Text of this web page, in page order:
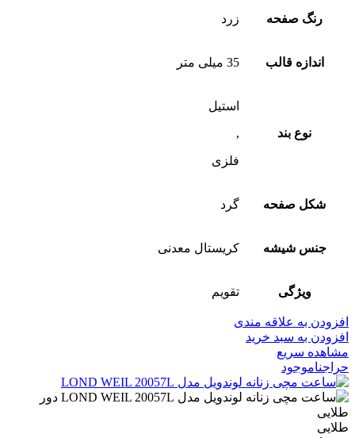
رنگ صفحه زرد
اندازه قالب 35 میلی متر
نوع بند
استیل
,
فلزی
شکل صفحه گرد
جنس شیشه کریستال معدنی
ویژگی تقویم
افزودن به علاقه مندی
افزودن به سبد خرید
مشاهده سریع
حراجناموجود
طلایی